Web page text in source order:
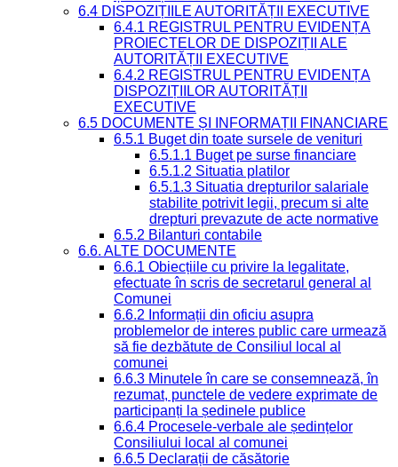
6.4 DISPOZIȚIILE AUTORITĂȚII EXECUTIVE
6.4.1 REGISTRUL PENTRU EVIDENȚA
PROIECTELOR DE DISPOZIȚII ALE
AUTORITĂȚII EXECUTIVE
6.4.2 REGISTRUL PENTRU EVIDENȚA
DISPOZIȚIILOR AUTORITĂȚII
EXECUTIVE
6.5 DOCUMENTE ȘI INFORMAȚII FINANCIARE
6.5.1 Buget din toate sursele de venituri
6.5.1.1 Buget pe surse financiare
6.5.1.2 Situatia platilor
6.5.1.3 Situatia drepturilor salariale
stabilite potrivit legii, precum si alte
drepturi prevazute de acte normative
6.5.2 Bilanturi contabile
6.6. ALTE DOCUMENTE
6.6.1 Obiecțiile cu privire la legalitate,
efectuate în scris de secretarul general al
Comunei
6.6.2 Informații din oficiu asupra
problemelor de interes public care urmează
să fie dezbătute de Consiliul local al
comunei
6.6.3 Minutele în care se consemnează, în
rezumat, punctele de vedere exprimate de
participanți la ședinele publice
6.6.4 Procesele-verbale ale ședințelor
Consiliului local al comunei
6.6.5 Declarații de căsătorie